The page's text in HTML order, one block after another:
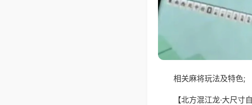
相关麻将玩法及特色;
【北方混江龙·大尺